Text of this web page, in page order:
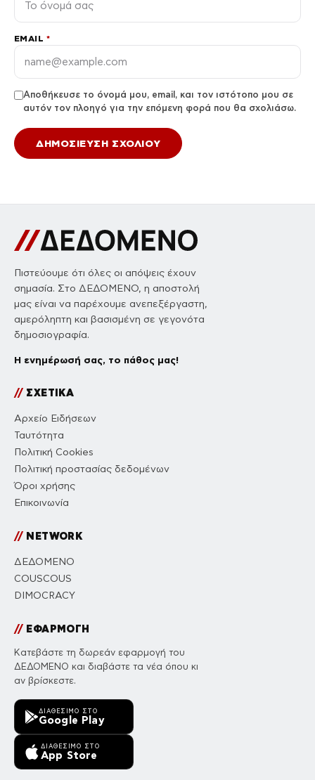
EMAIL *
Αποθήκευσε το όνομά μου, email, και τον ιστότοπο μου σε
αυτόν τον πλοηγό για την επόμενη φορά που θα σχολιάσω.
Πιστεύουμε ότι όλες οι απόψεις έχουν
σημασία. Στο ΔΕΔΟΜΕΝΟ, η αποστολή
μας είναι να παρέχουμε ανεπεξέργαστη,
αμερόληπτη και βασισμένη σε γεγονότα
δημοσιογραφία.
Η ενημέρωσή σας, το πάθος μας!
//ΣΧΕΤΙΚΑ
Αρχείο Ειδήσεων
Ταυτότητα
Πολιτική Cookies
Πολιτική προστασίας δεδομένων
Όροι χρήσης
Επικοινωνία
//NETWORK
ΔΕΔΟΜΕΝΟ
COUSCOUS
DIMOCRACY
//ΕΦΑΡΜΟΓΗ
Κατεβάστε τη δωρεάν εφαρμογή του
ΔΕΔΟΜΕΝΟ και διαβάστε τα νέα όπου κι
αν βρίσκεστε.
ΔΙΑΘΈΣΙΜΟ ΣΤΟ
Google Play
ΔΙΑΘΈΣΙΜΟ ΣΤΟ
App Store